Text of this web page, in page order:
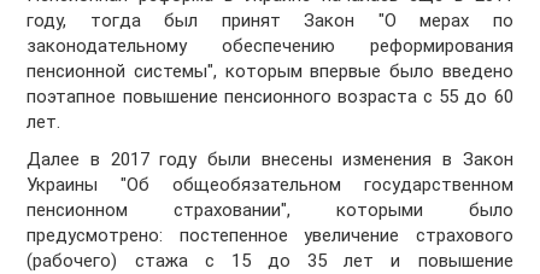
году, тогда был принят Закон "О мерах по
законодательному обеспечению реформирования
пенсионной системы", которым впервые было введено
поэтапное повышение пенсионного возраста с 55 до 60
лет.
Далее в 2017 году были внесены изменения в Закон
Украины "Об общеобязательном государственном
пенсионном страховании", которыми было
предусмотрено: постепенное увеличение страхового
(рабочего) стажа с 15 до 35 лет и повышение